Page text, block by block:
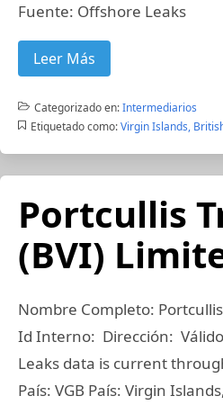
Fuente: Offshore Leaks
Leer Más
Categorizado en:Intermediarios
Etiquetado como: Virgin Islands,
Portcullis
(BVI)
Nombre Completo:
Id Interno: Dirección:
Leaks data is current
País: VGB País: Virgin